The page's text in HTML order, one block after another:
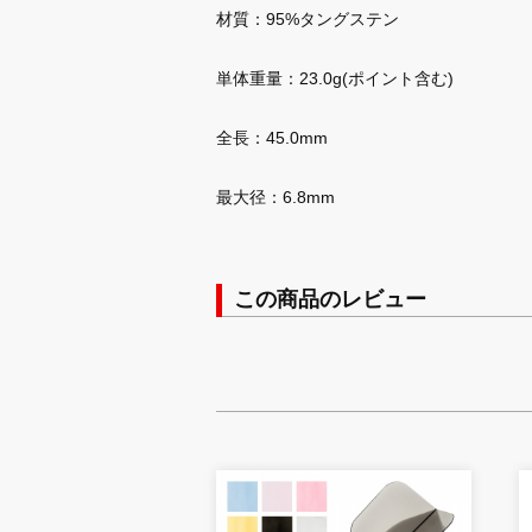
材質：95%タングステン
単体重量：23.0g(ポイント含む)
全長：45.0mm
最大径：6.8mm
この商品のレビュー